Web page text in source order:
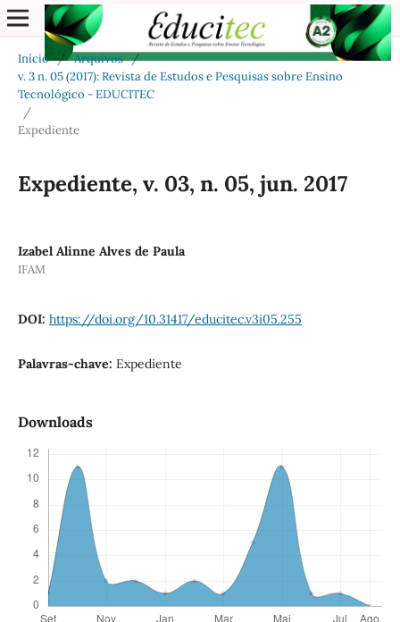
Início / Arquivos /
v. 3 n. 05 (2017): Revista de Estudos e Pesquisas sobre Ensino
Tecnológico - EDUCITEC
/
Expediente
Expediente, v. 03, n. 05, jun. 2017
Izabel Alinne Alves de Paula
IFAM
DOI: https://doi.org/10.31417/educitec.v3i05.255
Palavras-chave: Expediente
Downloads